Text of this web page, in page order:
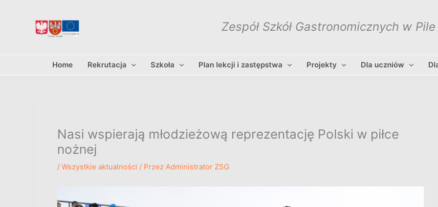
Zespół Szkół Gastronomicznych w Pile
Home Rekrutacja Szkoła Plan lekcji i zastępstwa Projekty Dla uczniów
Nasi wspierają młodzieżową reprezentację Polski w piłce
nożnej
/ Wszystkie aktualności / Przez Administrator ZSG